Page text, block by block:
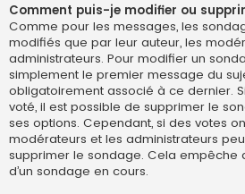
Comment puis-je modifier ou
Comme pour les messages, les
modifiés que par leur auteur, les
administrateurs. Pour modifier un
simplement le premier message du
obligatoirement associé à ce dernier.
voté, il est possible de supprimer le
ses options. Cependant, si des votes
modérateurs et les administrateurs
supprimer le sondage. Cela empêche
d’un sondage en cours.